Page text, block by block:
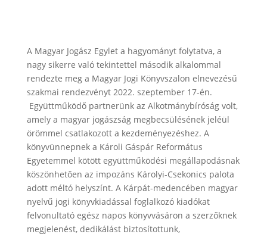
A Magyar Jogász Egylet a hagyományt folytatva, a
nagy sikerre való tekintettel második alkalommal
rendezte meg a Magyar Jogi Könyvszalon elnevezésű
szakmai rendezvényt 2022. szeptember 17-én.
Együttműködő partnerünk az Alkotmánybíróság volt,
amely a magyar jogászság megbecsülésének jeléül
örömmel csatlakozott a kezdeményezéshez. A
könyvünnepnek a Károli Gáspár Református
Egyetemmel kötött együttműködési megállapodásnak
köszönhetően az impozáns Károlyi-Csekonics palota
adott méltó helyszínt. A Kárpát-medencében magyar
nyelvű jogi könyvkiadással foglalkozó kiadókat
felvonultató egész napos könyvvásáron a szerzőknek
megjelenést, dedikálást biztosítottunk,